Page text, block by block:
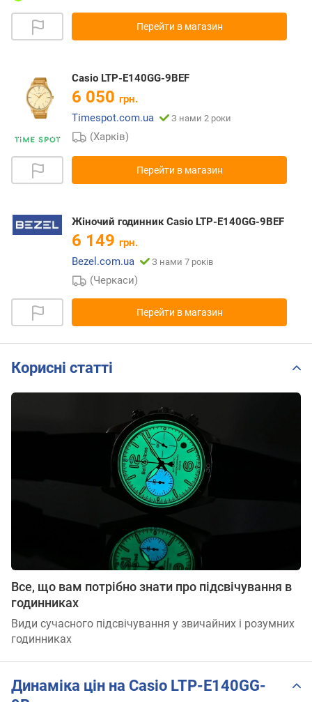
Перейти в магазин
Casio LTP-E140GG-9BEF
6 050 грн.
Timespot.com.ua
З нами 2 роки
(Харків)
Перейти в магазин
Жіночий годинник Casio LTP-E140GG-9BEF
6 149 грн.
Bezel.com.ua
З нами 7 років
(Черкаси)
Перейти в магазин
Корисні статті
Все, що вам потрібно знати про підсвічування в
годинниках
Види сучасного підсвічування у звичайних і розумних
годинниках
Динаміка цін на Casio LTP-E140GG-